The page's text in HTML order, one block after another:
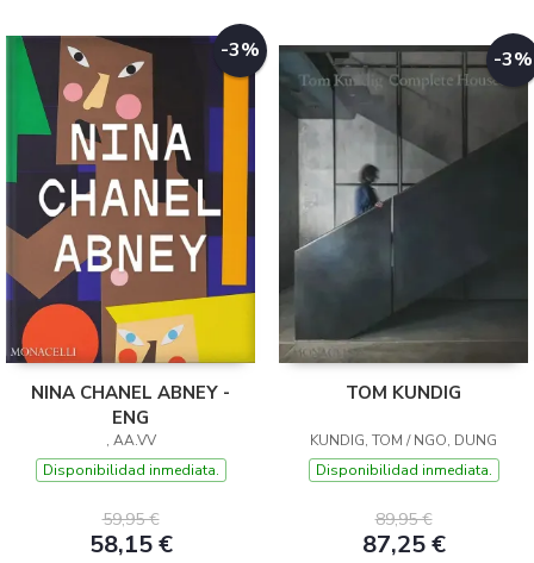
-3%
NINA CHANEL ABNEY -
ENG
, AA.VV
Disponibilidad inmediata.
59,95 €
58,15 €
-3%
TOM KUNDIG
KUNDIG, TOM / NGO, DUNG
Disponibilidad inmediata.
89,95 €
87,25 €